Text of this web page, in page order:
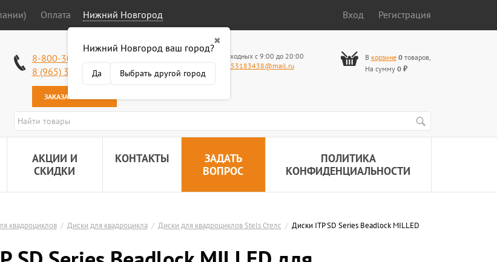
Оплата Нижний Новгород
✖
Нижний Новгород ваш город?
Да Выбрать другой город
Вход Регистрация
8-800-301-50-58
8 (965) 318-34-38
ЗАКАЗАТЬ ЗВОНОК
Работаем без выходных с 9:00 до 20:00
89653183438@mail.ru
В корзине 0товаров,
На сумму 0 ₽
АКЦИИ И
СКИДКИ
КОНТАКТЫ
ЗАДАТЬ
ВОПРОС
ПОЛИТИКА
КОНФИДЕНЦИАЛЬНОСТИ
квадроциклов / Диски для квадроцикла / Диски для квадроциклов Stels Стелс / Диски ITP SD Series Beadlock MILLED